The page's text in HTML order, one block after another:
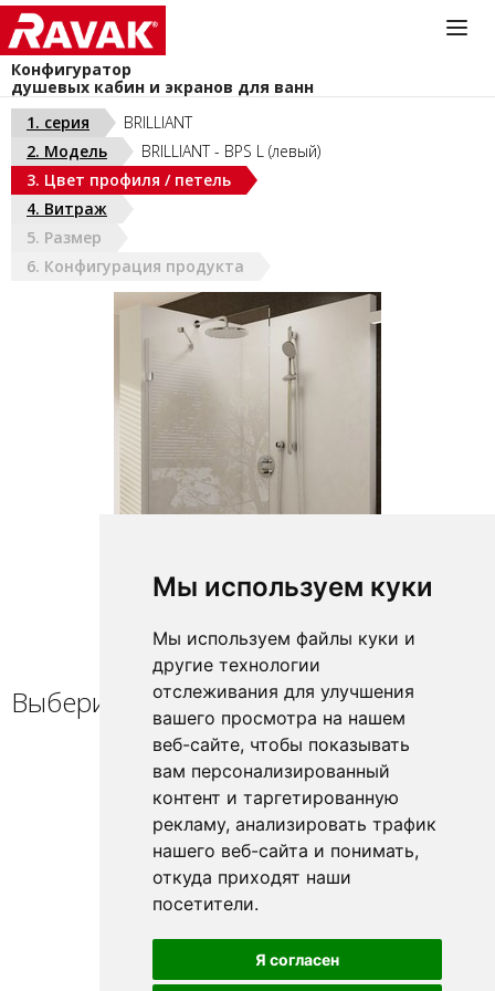
Мы используем куки
Мы используем файлы куки и
другие технологии
отслеживания для улучшения
вашего просмотра на нашем
веб-сайте, чтобы показывать
вам персонализированный
контент и таргетированную
рекламу, анализировать трафик
нашего веб-сайта и понимать,
откуда приходят наши
посетители.
Я согласен
Конфигуратор
душевых кабин и экранов для ванн
+7(495) 710-82-23
8-800-333-41-51
Пон-Пят 9.00-18.00 ч.
РОССИЯ
1. серия
BRILLIANT
2. Модель
BRILLIANT - BPS L (левый)
3. Цвет профиля / петель
4. Витраж
5. Размер
6. Конфигурация продукта
Выберите профиль / петли